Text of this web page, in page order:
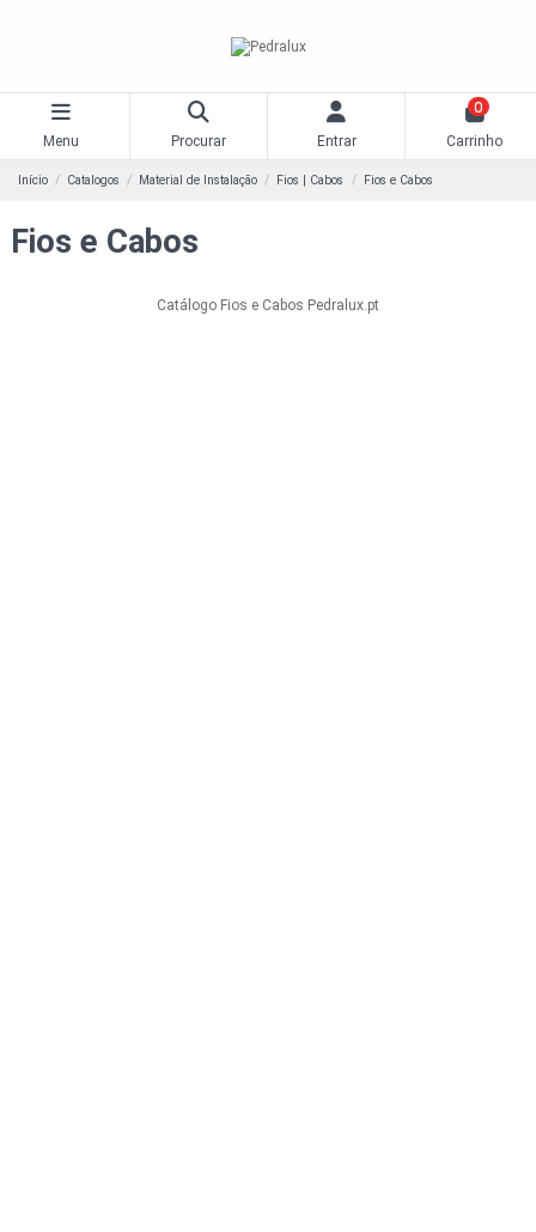
Menu Procurar Entrar
0
Carrinho
Início Catalogos Material de Instalação Fios | Cabos Fios e Cabos
Fios e Cabos
Catálogo Fios e Cabos Pedralux.pt